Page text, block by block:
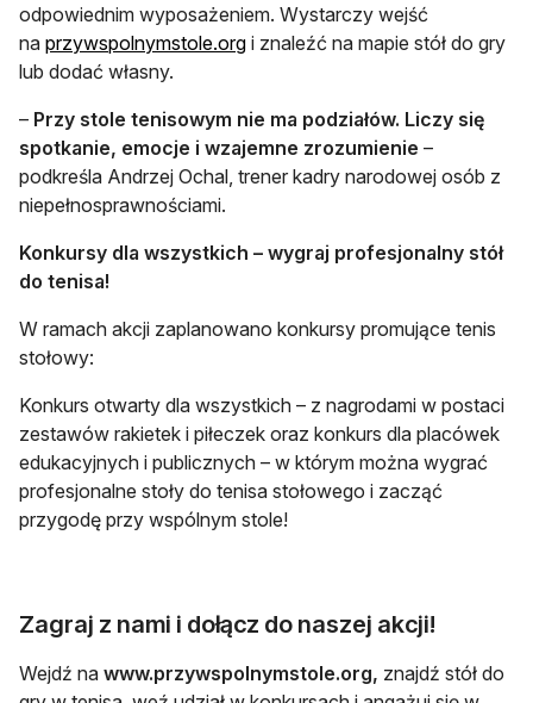
odpowiednim wyposażeniem. Wystarczy wejść
na przywspolnymstole.orgotwiera się w nowej karcie
i znaleźć na mapie stół do gry
lub dodać własny.
– Przy stole tenisowym nie ma podziałów. Liczy się
spotkanie, emocje i wzajemne zrozumienie –
podkreśla Andrzej Ochal, trener kadry narodowej osób z
niepełnosprawnościami.
Konkursy dla wszystkich – wygraj profesjonalny stół
do tenisa!
W ramach akcji zaplanowano konkursy promujące tenis
stołowy:
Konkurs otwarty dla wszystkich – z nagrodami w postaci
zestawów rakietek i piłeczek oraz konkurs dla placówek
edukacyjnych i publicznych – w którym można wygrać
profesjonalne stoły do tenisa stołowego i zacząć
przygodę przy wspólnym stole!
Zagraj z nami i dołącz do naszej akcji!
Wejdź na www.przywspolnymstole.org, znajdź stół do